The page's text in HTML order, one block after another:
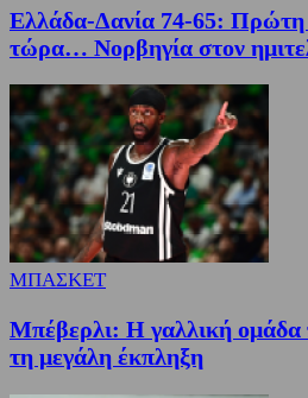
Ελλάδα-Δανία 74-65: Πρώτη
τώρα… Νορβηγία στον
ΜΠΑΣΚΕΤ
Μπέβερλι: Η γαλλική ομάδα
τη μεγάλη έκπληξη